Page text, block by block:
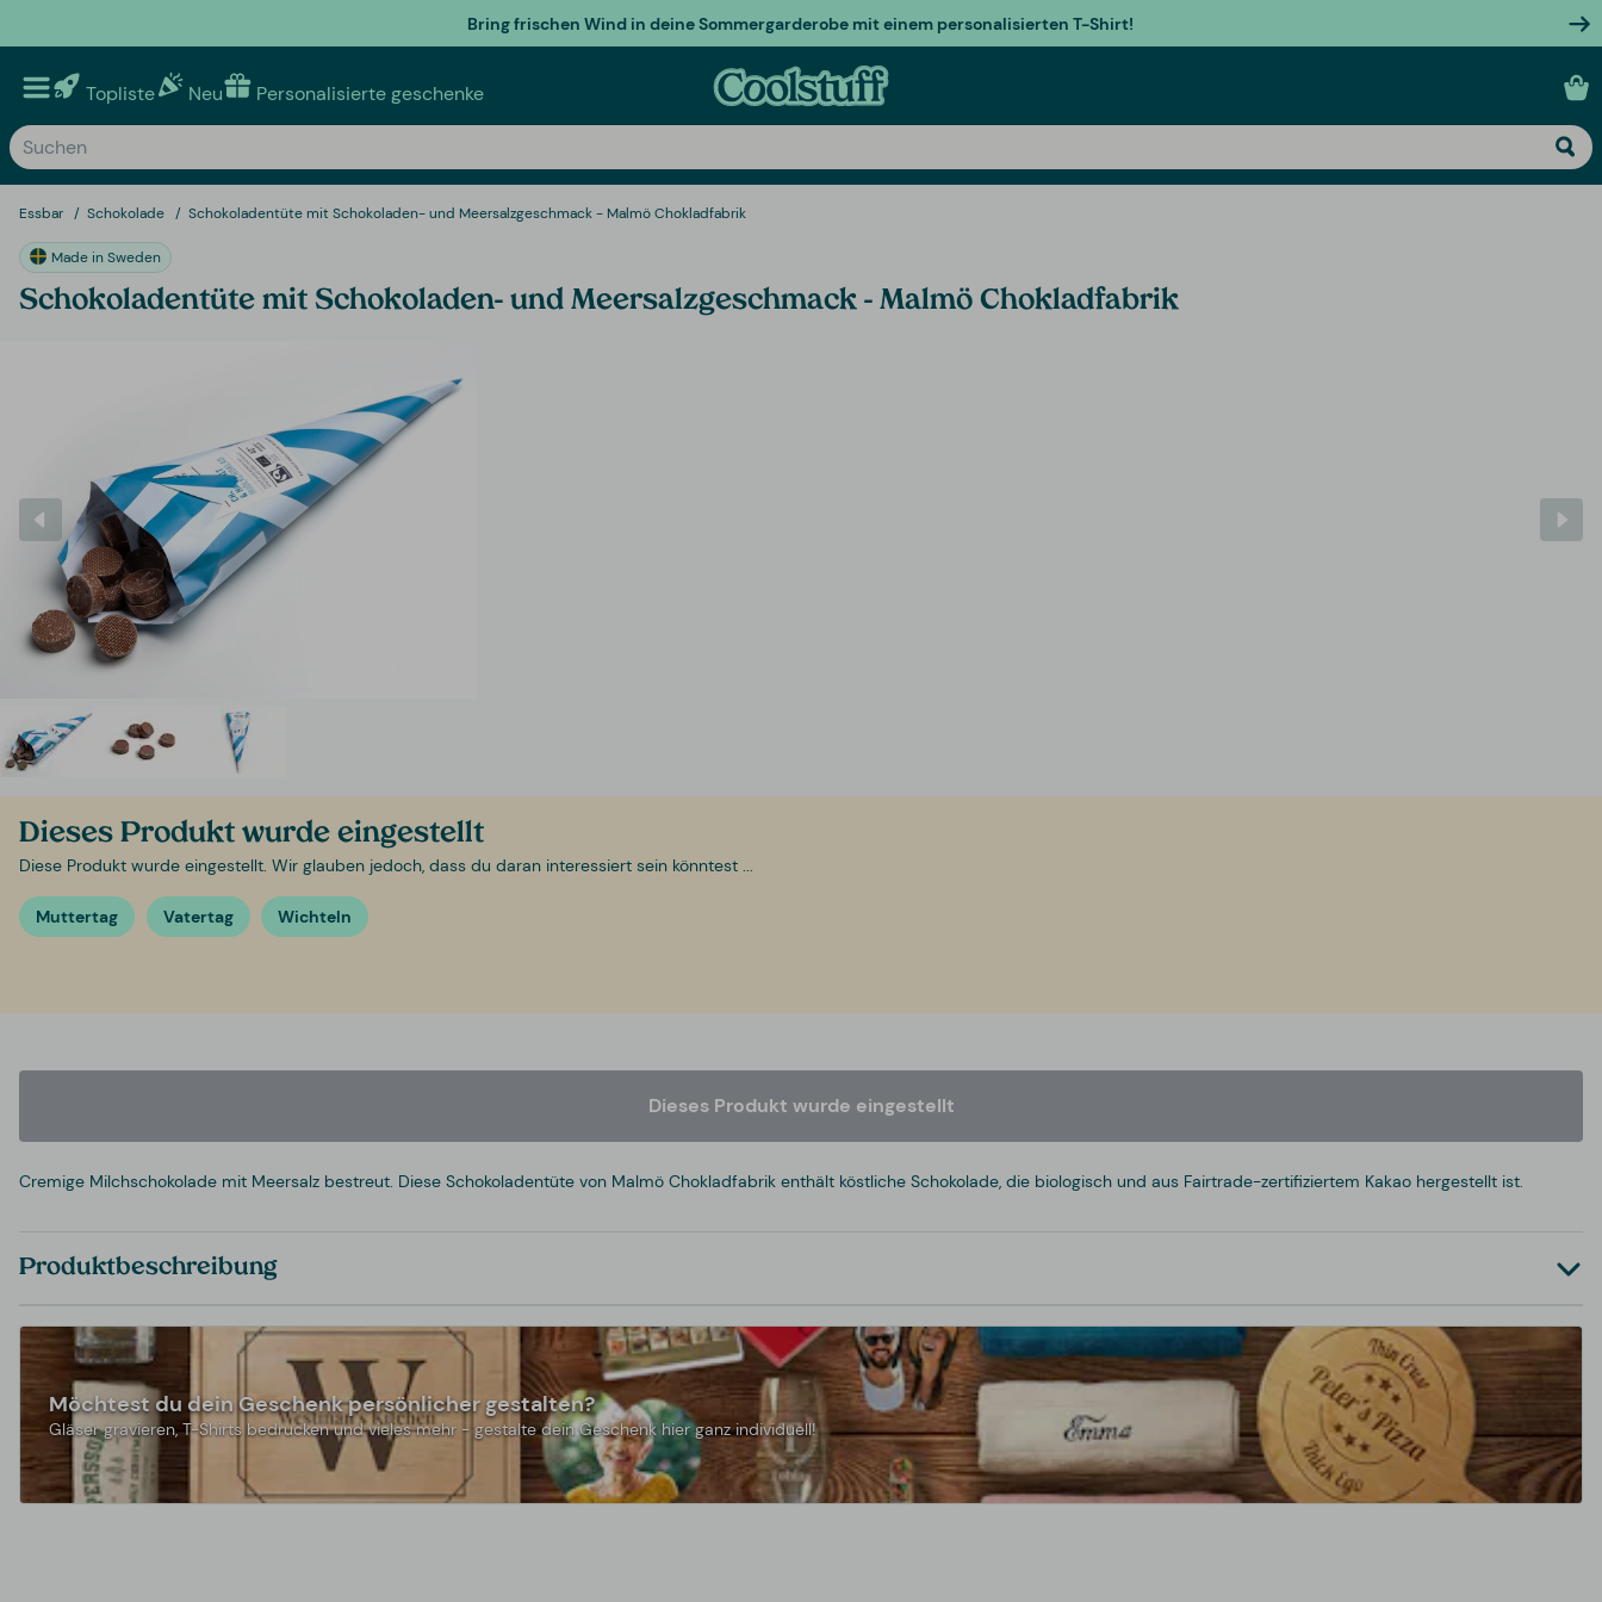
Bring frischen Wind in deine Sommergarderobe mit einem personalisierten T-Shirt!
Topliste Neu Personalisierte geschenke
Essbar Schokolade Schokoladentüte mit Schokoladen- und Meersalzgeschmack - Malmö Chokladfabrik
Made in Sweden
Schokoladentüte mit Schokoladen- und Meersalzgeschmack - Malmö Chokladfabrik
Dieses Produkt wurde eingestellt
Diese Produkt wurde eingestellt. Wir glauben jedoch, dass du daran interessiert sein könntest ...
Muttertag Vatertag Wichteln
Dieses Produkt wurde eingestellt
Cremige Milchschokolade mit Meersalz bestreut. Diese Schokoladentüte von Malmö Chokladfabrik enthält köstliche Schokolade, die biologisch und aus Fairtrade-zertifiziertem Kakao hergestellt ist.
Produktbeschreibung
Möchtest du dein Geschenk persönlicher gestalten?
Gläser gravieren, T-Shirts bedrucken und vieles mehr - gestalte dein Geschenk hier ganz individuell!